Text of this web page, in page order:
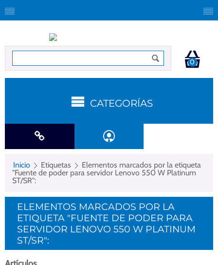
0
CATEGORÍAS
Inicio Etiquetas
Elementos marcados por la etiqueta
"Fuente de poder para servidor Lenovo 550 W Platinum
ST/SR":
ELEMENTOS MARCADOS POR LA
ETIQUETA "FUENTE DE PODER PARA
SERVIDOR LENOVO 550 W PLATINUM
ST/SR":